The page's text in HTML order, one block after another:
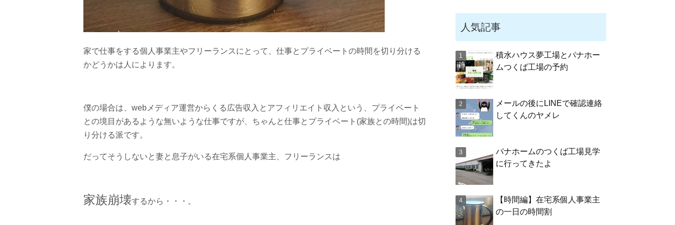
家で仕事をする個人事業主やフリーランスにとって、仕事とプライベートの時間を切り分ける
かどうかは人によります。
僕の場合は、webメディア運営からくる広告収入とアフィリエイト収入という、プライベート
との境目があるような無いような仕事ですが、ちゃんと仕事とプライベート(家族との時間)は切
り分ける派です。
だってそうしないと妻と息子がいる在宅系個人事業主、フリーランスは
家族崩壊するから・・・。
人気記事
積水ハウス夢工場とパナホー
ムつくば工場の予約
メールの後にLINEで確認連絡
してくんのヤメレ
パナホームのつくば工場見学
に行ってきたよ
【時間編】在宅系個人事業主
の一日の時間割